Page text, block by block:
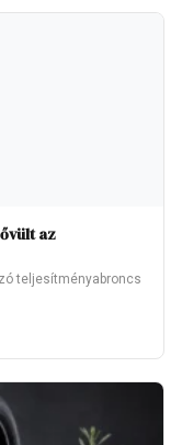
az
teljesítményabroncs